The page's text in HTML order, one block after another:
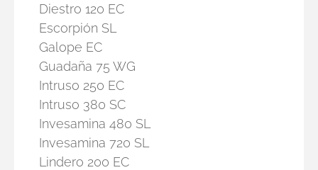
Diestro 120 EC
Escorpión SL
Galope EC
Guadaña 75 WG
Intruso 250 EC
Intruso 380 SC
Invesamina 480 SL
Invesamina 720 SL
Lindero 200 EC